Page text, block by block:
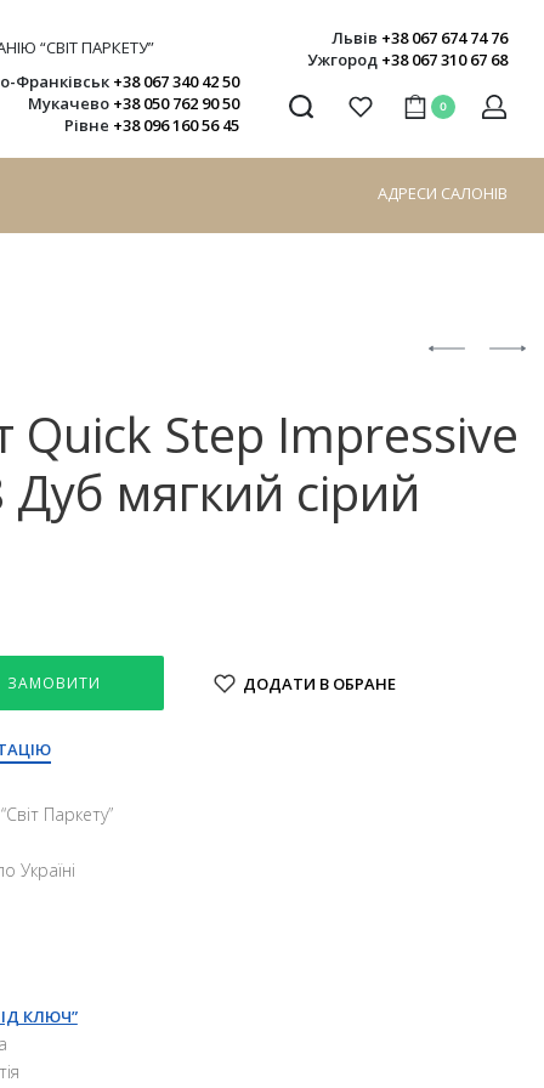
“СВІТ ПАРКЕТУ” Львів +38 067 674 74 76
Ужгород +38 067 310 67 68
Франківськ +38 067 340 42 50
Мукачево +38 050 762 90 50
Рівне +38 096 160 56 45
0
АДРЕСИ САЛОНІВ
Quick Step Impressive
мягкий сірий
ЗАМОВИТИ ДОДАТИ В ОБРАНЕ
Паркету”
КЛЮЧ”